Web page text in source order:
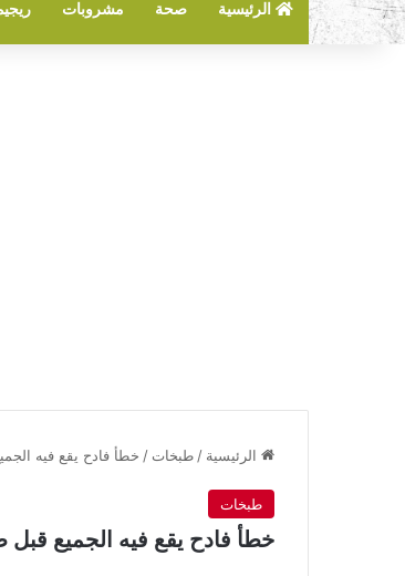
الرئيسية صحة مشروبات
الرئيسية / طبخات / خطأ فادح يقع فيه
طبخات
خطأ فادح يقع فيه الجميع